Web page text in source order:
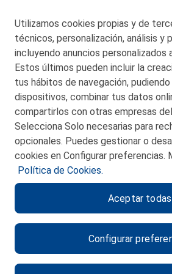
© 2026 Petronor S.A.
CONTACTO
MAPA WEB
POLITICA DE
POLITICA DE COOKIES
CANAL DE ÉTICA
Utilizamos cookies propias y de
técnicos, personalización, análisis y
incluyendo anuncios personalizados
Estos últimos pueden incluir la
tus hábitos de navegación,
dispositivos, combinar tus datos
compartirlos con otras empresas
Selecciona Solo necesarias para
opcionales. Puedes gestionar o
cookies en Configurar preferencias.
Política de Cookies.
Configurar
Aceptar todas